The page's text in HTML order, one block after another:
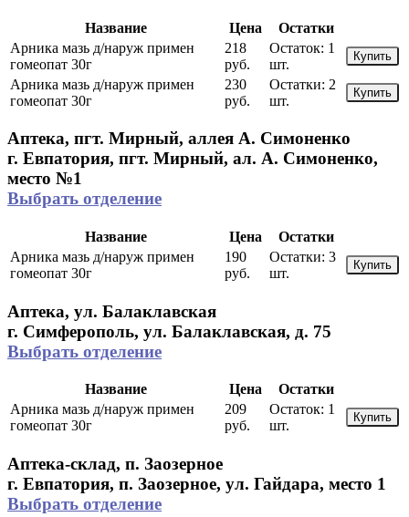
Название Цена
Остатки
Арника мазь д/наруж примен
гомеопат 30г
218
руб.
Остаток: 1
шт.
Купить
Арника мазь д/наруж примен
гомеопат 30г
230
руб.
Остатки: 2
шт.
Купить
Аптека, пгт. Мирный, аллея А. Симоненко
г. Евпатория, пгт. Мирный, ал. А. Симоненко,
место №1
Выбрать отделение
Название Цена
Остатки
Арника мазь д/наруж примен
гомеопат 30г
190
руб.
Остатки: 3
шт.
Купить
Аптека, ул. Балаклавская
г. Симферополь, ул. Балаклавская, д. 75
Выбрать отделение
Название Цена
Остатки
Арника мазь д/наруж примен
гомеопат 30г
209
руб.
Остаток: 1
шт.
Купить
Аптека-склад, п. Заозерное
г. Евпатория, п. Заозерное, ул. Гайдара, место 1
Выбрать отделение